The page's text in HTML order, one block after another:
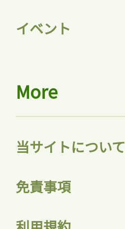
イベント
More
当サイトについて
免責事項